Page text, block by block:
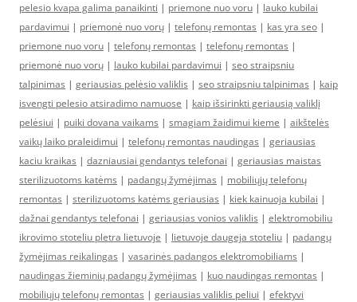
pelesio kvapa galima panaikinti | priemone nuo voru | lauko kubilai
pardavimui | priemonė nuo vorų | telefonų remontas | kas yra seo |
priemone nuo voru | telefonų remontas | telefonų remontas |
priemonė nuo vorų | lauko kubilai pardavimui | seo straipsniu
talpinimas | geriausias pelėsio valiklis | seo straipsniu talpinimas | kaip
isvengti pelesio atsiradimo namuose | kaip išsirinkti geriausią valiklį
pelėsiui | puiki dovana vaikams | smagiam žaidimui kieme | aikštelės
vaikų laiko praleidimui | telefonų remontas naudingas | geriausias
kaciu kraikas | dazniausiai gendantys telefonai | geriausias maistas
sterilizuotoms katėms | padangų žymėjimas | mobiliųjų telefonų
remontas | sterilizuotoms katėms geriausias | kiek kainuoja kubilai |
dažnai gendantys telefonai | geriausias vonios valiklis | elektromobiliu
ikrovimo stoteliu pletra lietuvoje | lietuvoje daugeja stoteliu | padangų
žymėjimas reikalingas | vasarinės padangos elektromobiliams |
naudingas žieminių padangų žymėjimas | kuo naudingas remontas |
mobiliųjų telefonų remontas | geriausias valiklis peliui | efektyvi